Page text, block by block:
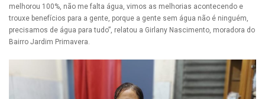
melhorou 100%, não me falta água, vimos as melhorias acontecendo e
trouxe benefícios para a gente, porque a gente sem água não é ninguém,
precisamos de água para tudo”, relatou a Girlany Nascimento, moradora do
Bairro Jardim Primavera.